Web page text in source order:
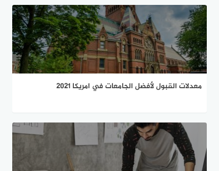
معدلات القبول لأفضل الجامعات في امريكا 2021